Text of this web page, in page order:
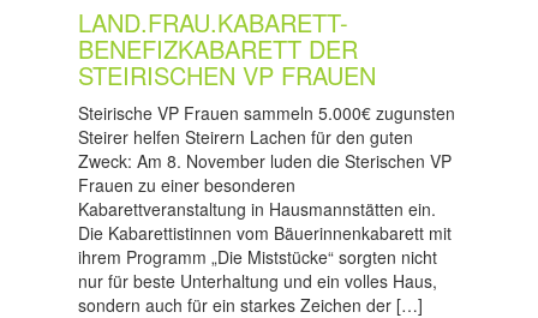
LAND.FRAU.KABARETT-
BENEFIZKABARETT DER
STEIRISCHEN VP FRAUEN
Steirische VP Frauen sammeln 5.000€ zugunsten
Steirer helfen Steirern Lachen für den guten
Zweck: Am 8. November luden die Sterischen VP
Frauen zu einer besonderen
Kabarettveranstaltung in Hausmannstätten ein.
Die Kabarettistinnen vom Bäuerinnenkabarett mit
ihrem Programm „Die Miststücke“ sorgten nicht
nur für beste Unterhaltung und ein volles Haus,
sondern auch für ein starkes Zeichen der […]